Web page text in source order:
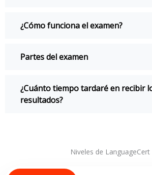
¿Cómo funciona el examen?
Partes del examen
¿Cuánto tiempo tardaré en recibir
resultados?
Niveles de LanguageCert